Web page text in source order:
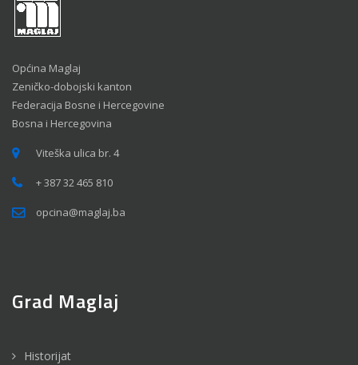
Općina Maglaj
Zeničko-dobojski kanton
Federacija Bosne i Hercegovine
Bosna i Hercegovina
Viteška ulica br. 4
+ 387 32 465 810
opcina@maglaj.ba
Grad Maglaj
Historijat